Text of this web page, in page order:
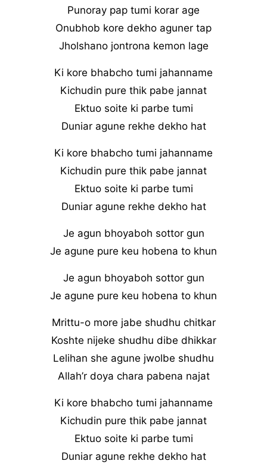
Punoray pap tumi korar age
Onubhob kore dekho aguner tap
Jholshano jontrona kemon lage
Ki kore bhabcho tumi jahanname
Kichudin pure thik pabe jannat
Ektuo soite ki parbe tumi
Duniar agune rekhe dekho hat
Ki kore bhabcho tumi jahanname
Kichudin pure thik pabe jannat
Ektuo soite ki parbe tumi
Duniar agune rekhe dekho hat
Je agun bhoyaboh sottor gun
Je agune pure keu hobena to khun
Je agun bhoyaboh sottor gun
Je agune pure keu hobena to khun
Mrittu-o more jabe shudhu chitkar
Koshte nijeke shudhu dibe dhikkar
Lelihan she agune jwolbe shudhu
Allah’r doya chara pabena najat
Ki kore bhabcho tumi jahanname
Kichudin pure thik pabe jannat
Ektuo soite ki parbe tumi
Duniar agune rekhe dekho hat